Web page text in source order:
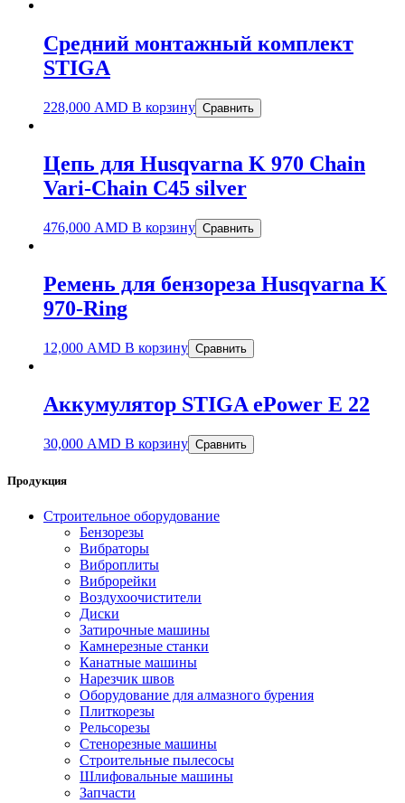
Средний монтажный комплект
STIGA
228,000 AMD В корзину Сравнить
Цепь для Husqvarna K 970 Chain
Vari-Chain C45 silver
476,000 AMD В корзину Сравнить
Ремень для бензореза Husqvarna K
970-Ring
12,000 AMD В корзину Сравнить
Аккумулятор STIGA ePower E 22
30,000 AMD В корзину Сравнить
Продукция
Строительное оборудование
Бензорезы
Вибраторы
Виброплиты
Виброрейки
Воздухоочистители
Диски
Затирочные машины
Камнерезные станки
Канатные машины
Нарезчик швов
Оборудование для алмазного бурения
Плиткорезы
Рельсорезы
Стенорезные машины
Строительные пылесосы
Шлифовальные машины
Запчасти